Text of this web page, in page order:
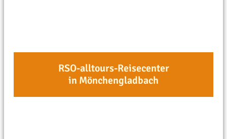
RSO-alltours-Reisecenter
in Mönchengladbach